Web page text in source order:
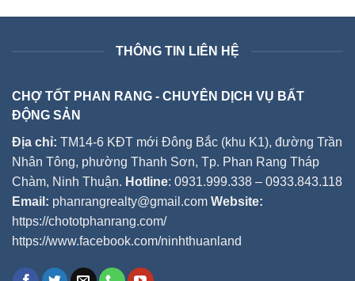
THÔNG TIN LIÊN HỆ
CHỢ TỐT PHAN RANG - CHUYÊN DỊCH VỤ BẤT
ĐỘNG SẢN
Địa chỉ: TM14-6 KĐT mới Đông Bắc (khu K1), đường Trần
Nhân Tông, phường Thanh Sơn, Tp. Phan Rang Tháp
Chàm, Ninh Thuận. Hotline: 0931.999.338 – 0933.843.118
Email: phanrangrealty@gmail.com Website:
https://chototphanrang.com/
https://www.facebook.com/ninhthuanland